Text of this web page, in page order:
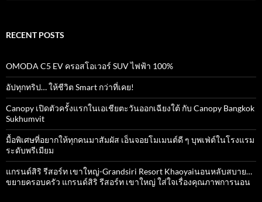
RECENT POSTS
OMODA C5 EV ครอสโอเวอร์ SUV ไฟฟ้า 100%
อัปทุกทริป… ให้ชีวิต Smart กว่าที่เคย!
Canopy เปิดตัวครั้งแรกในเอเชียตะวันออกเฉียงใต้ กับ Canopy Bangkok
Sukhumvit
มื้อพิเศษที่อยากให้ทุกคนมาสัมผัส เอ็นจอยโมเมนต์ดี ๆ บุพเฟ่ต์ในโรงแรม
ระดับพรีเมียม
แกรนด์สิริ​ รีสอร์ท​ เขาใหญ่​-Grandsiri​ Resort​ Khaoyaiนอนหลับสบาย…
ขยายครอบครัว แกรนด์สิริ รีสอร์ท เขาใหญ่ ใส่ใจเรื่องคุณภาพการนอน